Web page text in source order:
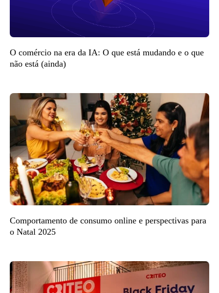
O comércio na era da IA: O que está mudando e o que
não está (ainda)
Comportamento de consumo online e perspectivas para
o Natal 2025